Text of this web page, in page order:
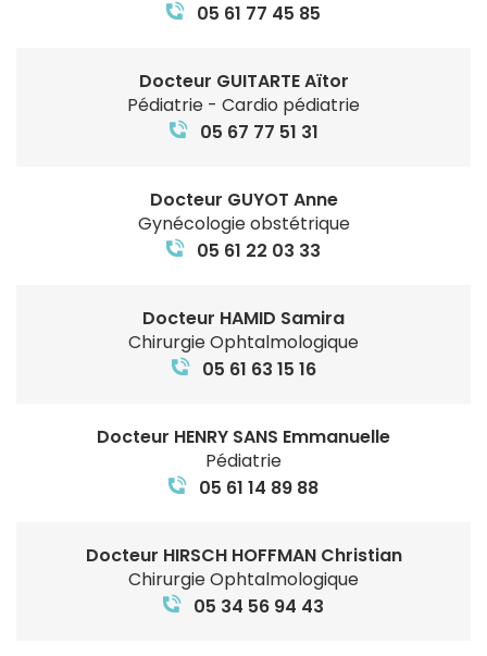
05 61 77 45 85
Docteur GUITARTE Aïtor
Pédiatrie - Cardio pédiatrie
05 67 77 51 31
Docteur GUYOT Anne
Gynécologie obstétrique
05 61 22 03 33
Docteur HAMID Samira
Chirurgie Ophtalmologique
05 61 63 15 16
Docteur HENRY SANS Emmanuelle
Pédiatrie
05 61 14 89 88
Docteur HIRSCH HOFFMAN Christian
Chirurgie Ophtalmologique
05 34 56 94 43